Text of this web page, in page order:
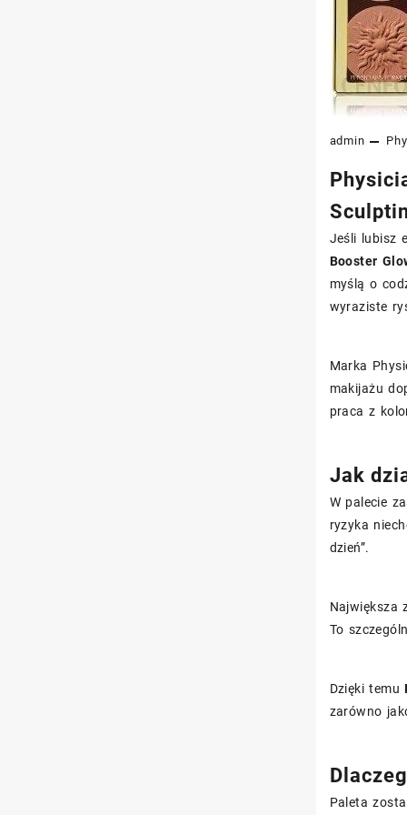
admin
Jeśli lubisz
Booster
myślą o
wyraziste
Marka
makijażu
praca z
Jak
W palecie
ryzyka
dzień”.
Największa
To
Dzięki temu
zarówno
Paleta